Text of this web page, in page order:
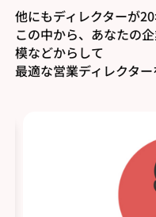
他にもディレクターが20
この中から、あなたの
模などからして
最適な営業ディレクター